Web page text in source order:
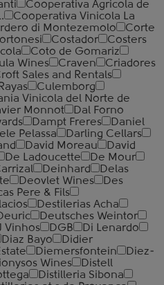
Cooperativa Agricola de
Cooperativa Vinicola La
di Montezemolo
Corte
Costador
Costers
Coto de Gomariz
Wines Craven
Criadores
Sales and Rentals
Culemborg
Vinicola del Norte de
Monnot
Dal Forno
Dampt Freres
Daniel
Pelassa
Darling Cellars
David Moreau
David
De Ladoucette
De Mour
Deinhard
Delas
Deovlet Wines
Des
Pere & Fils
Destilerias Acha
Deutsches Weintor
Vinhos DGB
Di Lenardo
Diaz Bayo
Didier
Diemersfontein
Diez-
Wines
Distell
Distilleria Sibona